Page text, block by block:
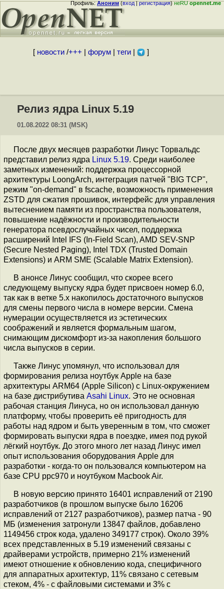
Профиль:Аноним(вход|регистрация)неRUopennet.me
[ новости/+++ форум| теги| ]
Релиз ядра Linux 5.19
01.08.2022 08:31 (MSK)
После двух месяцев разработки Линус Торвальдс
представил релиз ядра Linux 5.19. Среди наиболее
заметных изменений: поддержка процессорной
архитектуры LoongArch, интеграция патчей "BIG TCP",
режим "on-demand" в fscache, возможность применения
ZSTD для сжатия прошивок, интерфейс для управления
вытеснением памяти из пространства пользователя,
повышение надёжности и производительности
генератора псевдослучайных чисел, поддержка
расширений Intel IFS (In-Field Scan), AMD SEV-SNP
(Secure Nested Paging), Intel TDX (Trusted Domain
Extensions) и ARM SME (Scalable Matrix Extension).
В анонсе Линус сообщил, что скорее всего
следующему выпуску ядра будет присвоен номер 6.0,
так как в ветке 5.x накопилось достаточного выпусков
для смены первого числа в номере версии. Смена
нумерации осуществляется из эстетических
соображений и является формальным шагом,
снимающим дискомфорт из-за накопления большого
числа выпусков в серии.
Также Линус упомянул, что использовал для
формирования релиза ноутбук Apple на базе
архитектуры ARM64 (Apple Silicon) с Linux-окружением
на базе дистрибутива Asahi Linux. Это не основная
рабочая станция Линуса, но он использовал данную
платформу, чтобы проверить её пригодность для
работы над ядром и быть уверенным в том, что сможет
формировать выпуски ядра в поездке, имея под рукой
лёгкий ноутбук. До этого много лет назад Линус имел
опыт использования оборудования Apple для
разработки - когда-то он пользовался компьютером на
базе CPU ppc970 и ноутбуком Macbook Air.
В новую версию принято 16401 исправлений от 2190
разработчиков (в прошлом выпуске было 16206
исправлений от 2127 разработчиков), размер патча - 90
МБ (изменения затронули 13847 файлов, добавлено
1149456 строк кода, удалено 349177 строк). Около 39%
всех представленных в 5.19 изменений связаны с
драйверами устройств, примерно 21% изменений
имеют отношение к обновлению кода, специфичного
для аппаратных архитектур, 11% связано с сетевым
стеком, 4% - с файловыми системами и 3% c